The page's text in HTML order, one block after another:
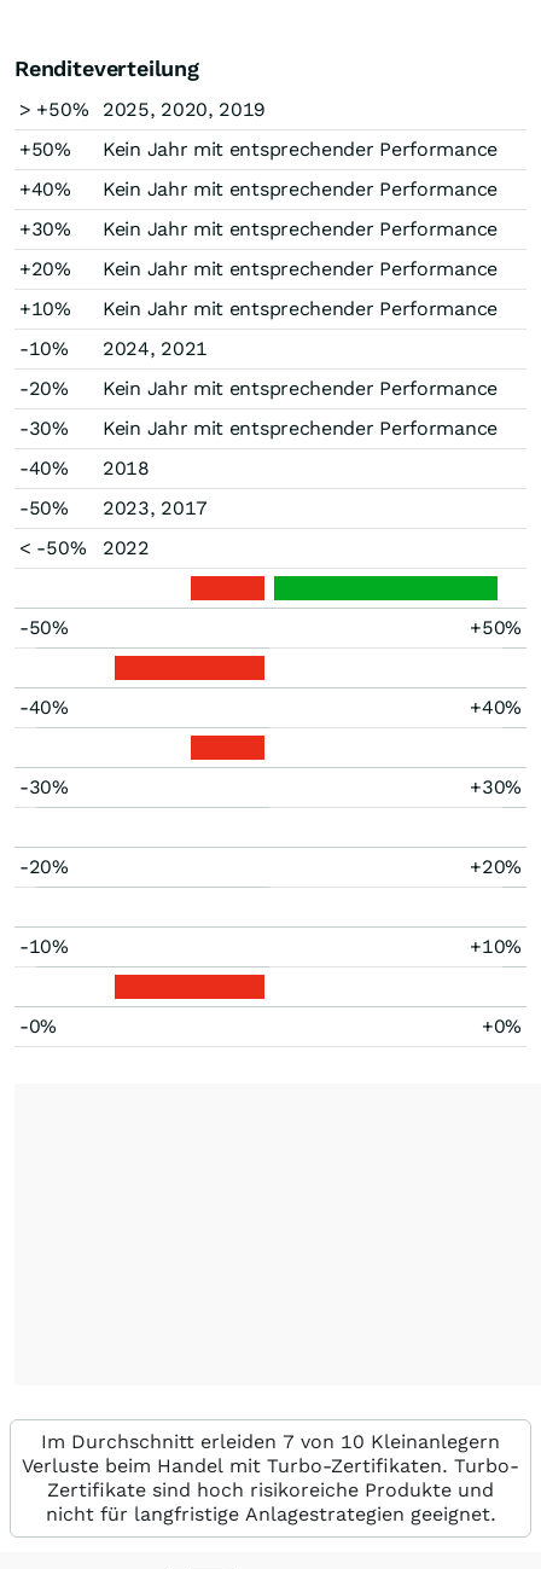
Renditeverteilung
> +50%
2025, 2020, 2019
+50%
Kein Jahr mit entsprechender Performance
+40%
Kein Jahr mit entsprechender Performance
+30%
Kein Jahr mit entsprechender Performance
+20%
Kein Jahr mit entsprechender Performance
+10%
Kein Jahr mit entsprechender Performance
-10%
2024, 2021
-20%
Kein Jahr mit entsprechender Performance
-30%
Kein Jahr mit entsprechender Performance
-40%
2018
-50%
2023, 2017
< -50%
2022
-50% +50%
-40% +40%
-30% +30%
-20% +20%
-10% +10%
-0% +0%
Im Durchschnitt erleiden 7 von 10 Kleinanlegern
Verluste beim Handel mit Turbo-Zertifikaten. Turbo-
Zertifikate sind hoch risikoreiche Produkte und
nicht für langfristige Anlagestrategien geeignet.